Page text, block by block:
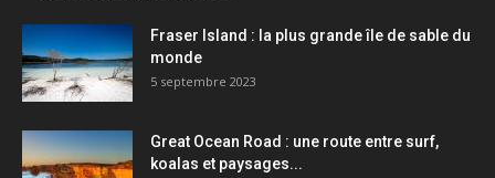
Fraser Island : la plus grande île de sable du
monde
5 septembre 2023
Great Ocean Road : une route entre surf,
koalas et paysages...